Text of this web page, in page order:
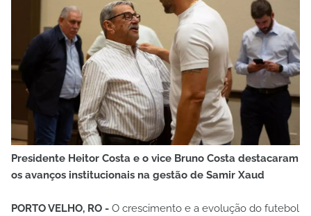
Presidente Heitor Costa e o vice Bruno Costa destacaram
os avanços institucionais na gestão de Samir Xaud
PORTO VELHO, RO - O crescimento e a evolução do futebol